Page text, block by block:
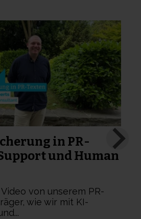
in PR-
und Human
von unserem PR-
wie wir mit KI-